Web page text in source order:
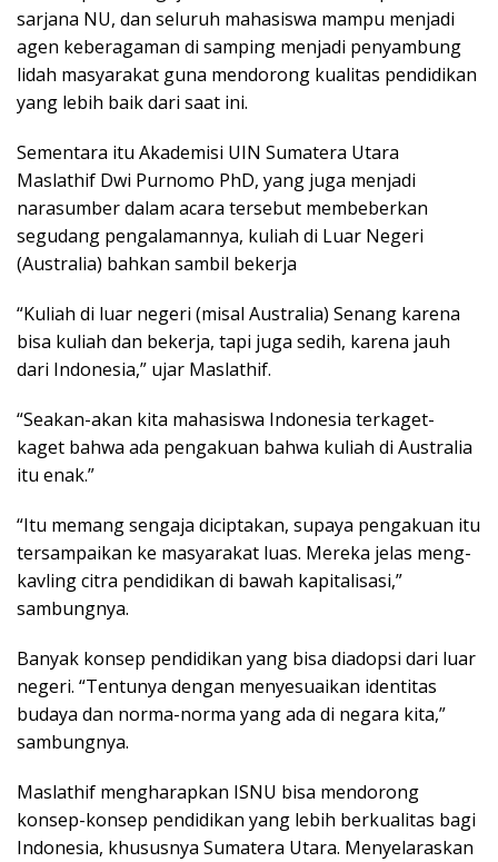
sarjana NU, dan seluruh mahasiswa mampu menjadi
agen keberagaman di samping menjadi penyambung
lidah masyarakat guna mendorong kualitas pendidikan
yang lebih baik dari saat ini.
Sementara itu Akademisi UIN Sumatera Utara
Maslathif Dwi Purnomo PhD, yang juga menjadi
narasumber dalam acara tersebut membeberkan
segudang pengalamannya, kuliah di Luar Negeri
(Australia) bahkan sambil bekerja
“Kuliah di luar negeri (misal Australia) Senang karena
bisa kuliah dan bekerja, tapi juga sedih, karena jauh
dari Indonesia,” ujar Maslathif.
“Seakan-akan kita mahasiswa Indonesia terkaget-
kaget bahwa ada pengakuan bahwa kuliah di Australia
itu enak.”
“Itu memang sengaja diciptakan, supaya pengakuan itu
tersampaikan ke masyarakat luas. Mereka jelas meng-
kavling citra pendidikan di bawah kapitalisasi,”
sambungnya.
Banyak konsep pendidikan yang bisa diadopsi dari luar
negeri. “Tentunya dengan menyesuaikan identitas
budaya dan norma-norma yang ada di negara kita,”
sambungnya.
Maslathif mengharapkan ISNU bisa mendorong
konsep-konsep pendidikan yang lebih berkualitas bagi
Indonesia, khususnya Sumatera Utara. Menyelaraskan